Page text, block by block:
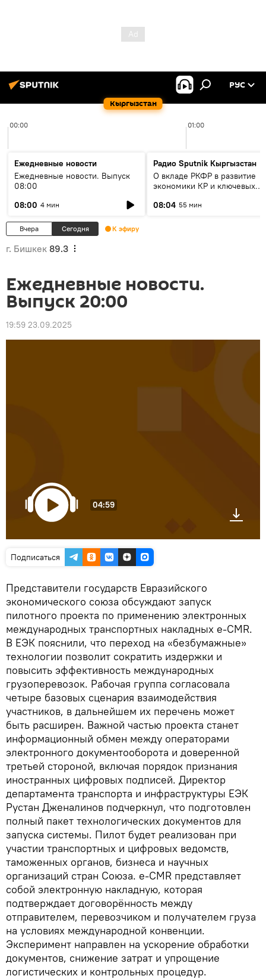
Кыргызстан
РУС
00:00 01:00
Ежедневные новости
Ежедневные новости. Выпуск
08:00
08:00 4 мин
Радио Sputnik Кыргызстан
О вкладе РКФР в развитие
экономики КР и ключевых
08:04 55 мин
Вчера Сегодня К эфиру
г. Бишкек 89.3
Ежедневные новости.
Выпуск 20:00
19:59 23.09.2025
04:59
Подписаться
Представители государств Евразийского
экономического союза обсуждают запуск
пилотного проекта по применению электронных
международных транспортных накладных e-CMR.
В ЕЭК пояснили, что переход на «безбумажные»
технологии позволит сократить издержки и
повысить эффективность международных
грузоперевозок. Рабочая группа согласовала
четыре базовых сценария взаимодействия
участников, в дальнейшем их перечень может
быть расширен. Важной частью проекта станет
информационный обмен между операторами
электронного документооборота и доверенной
третьей стороной, включая порядок признания
иностранных цифровых подписей. Директор
департамента транспорта и инфраструктуры ЕЭК
Рустан Дженалинов подчеркнул, что подготовлен
полный пакет технологических документов для
запуска системы. Пилот будет реализован при
участии транспортных и цифровых ведомств,
таможенных органов, бизнеса и научных
организаций стран Союза. e-CMR представляет
собой электронную накладную, которая
подтверждает договорённость между
отправителем, перевозчиком и получателем груза
на условиях международной конвенции.
Эксперимент направлен на ускорение обработки
документов, снижение затрат и упрощение
логистических и контрольных процедур.